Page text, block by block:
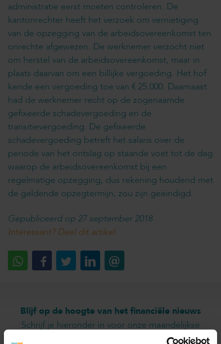
administratie eerst moeten controleren. De
kantonrechter heeft het verzoek om vernietiging
van de opzegging van de arbeidsovereenkomst ten
onrechte afgewezen. De werknemer verzocht niet
om herstel van de arbeidsovereenkomst, maar in
plaats daarvan om een billijke vergoeding. Het hof
kende een vergoeding toe van € 25.000. Daarnaast
had de werknemer recht op de zogenaamde
gefixeerde schadevergoeding en de
transitievergoeding. De gefixeerde
schadevergoeding betreft het salaris over de
periode van het ontslag op staande voet tot de dag
waarop de arbeidsovereenkomst bij een
regelmatige opzegging, dus rekening houdend met
de geldende opzegtermijn, zou zijn geëindigd.
Gepubliceerd op 27 september 2018
Interessant? Deel dit artikel
Blijf op de hoogte van het financiële nieuws
Schrijf je hieronder in voor onze maandelijkse